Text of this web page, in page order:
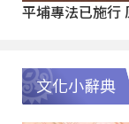
平埔專法已施行
文化小辭典